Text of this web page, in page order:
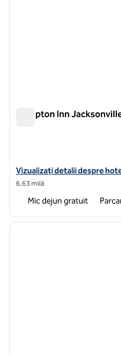
Hampton Inn
Vizualizați detaliile hotelului
Vizualizați detalii despre
6,63 milă
Mic dejun gratuit
1 din 12